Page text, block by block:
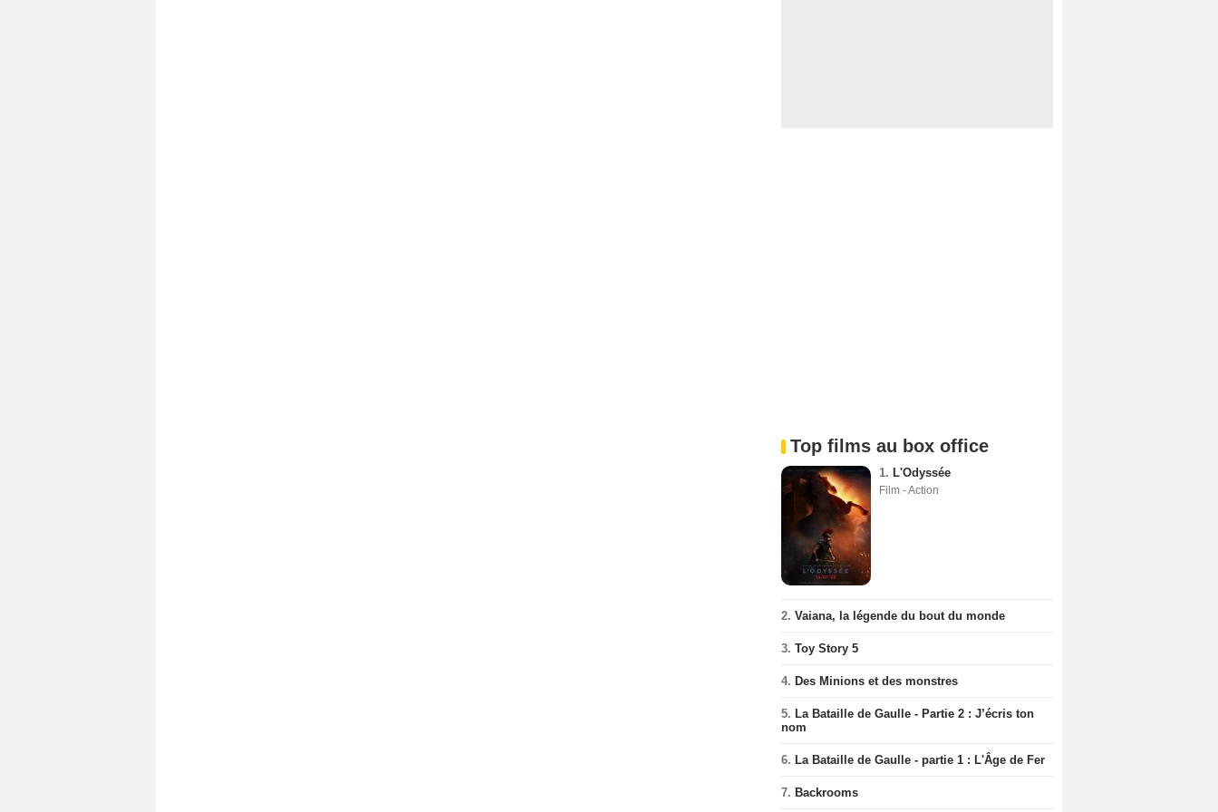
Top films au box office
1. L'Odyssée
Film - Action
2. Vaiana, la légende du bout du monde
3. Toy Story 5
4. Des Minions et des monstres
5. La Bataille de Gaulle - Partie 2 : J’écris ton
nom
6. La Bataille de Gaulle - partie 1 : L'Âge de Fer
7. Backrooms